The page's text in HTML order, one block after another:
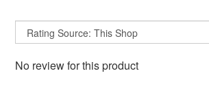
No review for this product